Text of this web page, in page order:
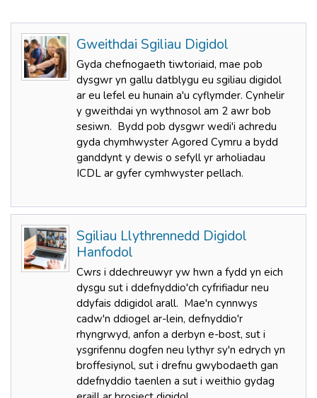
Gweithdai Sgiliau Digidol
Gyda chefnogaeth tiwtoriaid, mae pob
dysgwr yn gallu datblygu eu sgiliau digidol
ar eu lefel eu hunain a'u cyflymder. Cynhelir
y gweithdai yn wythnosol am 2 awr bob
sesiwn. Bydd pob dysgwr wedi'i achredu
gyda chymhwyster Agored Cymru a bydd
ganddynt y dewis o sefyll yr arholiadau
ICDL ar gyfer cymhwyster pellach.
Sgiliau Llythrennedd Digidol
Hanfodol
Cwrs i ddechreuwyr yw hwn a fydd yn eich
dysgu sut i ddefnyddio'ch cyfrifiadur neu
ddyfais ddigidol arall. Mae'n cynnwys
cadw'n ddiogel ar-lein, defnyddio'r
rhyngrwyd, anfon a derbyn e-bost, sut i
ysgrifennu dogfen neu lythyr sy'n edrych yn
broffesiynol, sut i drefnu gwybodaeth gan
ddefnyddio taenlen a sut i weithio gydag